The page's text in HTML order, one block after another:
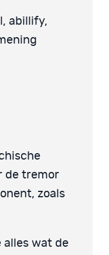
abillify,
de tremor
zoals
alles wat de